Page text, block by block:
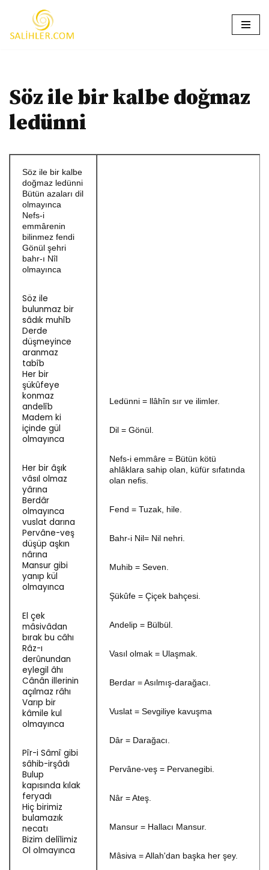
İçeriğe
Söz ile bir kalbe doğmaz
ledünni
Söz ile bir kalbe
doğmaz ledünni
Bütün azaları dil
olmayınca
Nefs-i
emmârenin
bilinmez fendi
Gönül şehri
bahr-ı Nîl
olmayınca
Söz ile
bulunmaz bir
sâdık muhîb
Derde
düşmeyince
aranmaz
tabîb
Her bir
şükûfeye
konmaz
andelîb
Madem ki
içinde gül
olmayınca
Her bir âşık
vâsıl olmaz
yârına
Berdâr
olmayınca
vuslat darına
Pervâne-veş
düşüp aşkın
nârına
Mansur gibi
yanıp kül
olmayınca
El çek
mâsivâdan
bırak bu câhı
Râz-ı
derûnundan
eylegil âhı
Cânân illerinin
açılmaz râhı
Varıp bir
kâmile kul
olmayınca
Pîr-i Sâmî gibi
sâhib-irşâdı
Bulup
kapısında kılak
feryadı
Hiç birimiz
bulamazık
necatı
Bizim delîlimiz
Ol olmayınca
Ledünni = llâhîn sır ve ilimler.
Dil = Gönül.
Nefs-i emmâre = Bütün kötü
ahlâklara sahip olan, küfür sıfatında
olan nefis.
Fend = Tuzak, hile.
Bahr-i Nil= Nil nehri.
Muhib = Seven.
Şükûfe = Çiçek bahçesi.
Andelip = Bülbül.
Vasıl olmak = Ulaşmak.
Berdar = Asılmış-darağacı.
Vuslat = Sevgiliye kavuşma
Dâr = Darağacı.
Pervâne-veş = Pervanegibi.
Nâr = Ateş.
Mansur = Hallacı Mansur.
Mâsiva = Allah'dan başka her şey.